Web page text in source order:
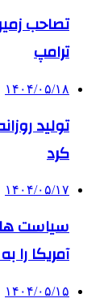
تصاحب
ترامپ
۱۴۰۴/۰۵/۱۸
کرد
۱۴۰۴/۰۵/۱۷
آمریکا را
۱۴۰۴/۰۵/۱۵